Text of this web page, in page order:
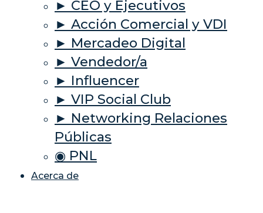
► CEO y Ejecutivos
► Acción Comercial y VDI
► Mercadeo Digital
► Vendedor/a
► Influencer
► VIP Social Club
► Networking Relaciones
Públicas
◉ PNL
Acerca de